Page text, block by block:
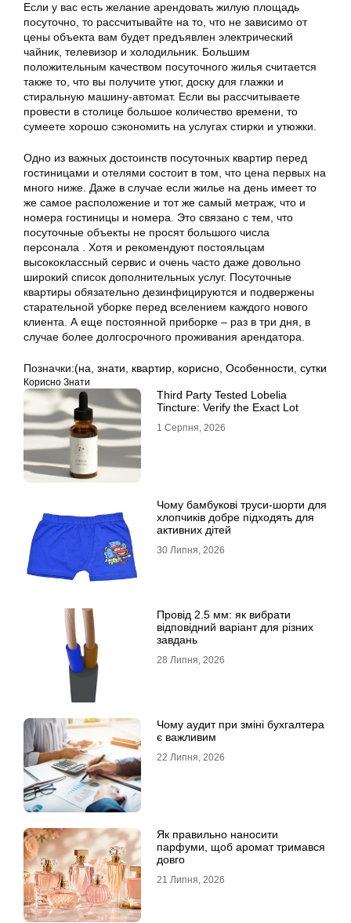
Если у вас есть желание арендовать жилую площадь
посуточно, то рассчитывайте на то, что не зависимо от
цены объекта вам будет предъявлен электрический
чайник, телевизор и холодильник. Большим
положительным качеством посуточного жилья считается
также то, что вы получите утюг, доску для глажки и
стиральную машину-автомат. Если вы рассчитываете
провести в столице большое количество времени, то
сумеете хорошо сэкономить на услугах стирки и утюжки.
Одно из важных достоинств посуточных квартир перед
гостиницами и отелями состоит в том, что цена первых на
много ниже. Даже в случае если жилье на день имеет то
же самое расположение и тот же самый метраж, что и
номера гостиницы и номера. Это связано с тем, что
посуточные объекты не просят большого числа
персонала . Хотя и рекомендуют постояльцам
высококлассный сервис и очень часто даже довольно
широкий список дополнительных услуг. Посуточные
квартиры обязательно дезинфицируются и подвержены
старательной уборке перед вселением каждого нового
клиента. А еще постоянной приборке – раз в три дня, в
случае более долгосрочного проживания арендатора.
Позначки:(на знати квартир корисно Особенности сутки
Корисно Знати
Third Party Tested Lobelia
Tincture: Verify the Exact Lot
1 Серпня, 2026
Чому бамбукові труси-шорти для
хлопчиків добре підходять для
активних дітей
30 Липня, 2026
Провід 2.5 мм: як вибрати
відповідний варіант для різних
завдань
28 Липня, 2026
Чому аудит при зміні бухгалтера
є важливим
22 Липня, 2026
Як правильно наносити
парфуми, щоб аромат тримався
довго
21 Липня, 2026